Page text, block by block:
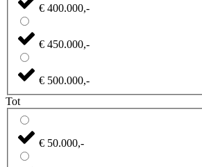
€ 400.000,-
€ 450.000,-
€ 500.000,-
Tot
€ 50.000,-